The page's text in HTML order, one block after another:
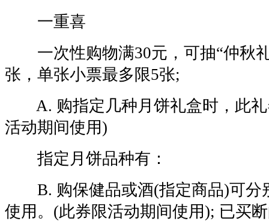
一重喜
一次性购物满30元，可抽“仲秋礼
张，单张小票最多限5张;
A. 购指定几种月饼礼盒时，此礼
活动期间使用)
指定月饼品种有：
B. 购保健品或酒(指定商品)可分
使用。(此券限活动期间使用); 已买